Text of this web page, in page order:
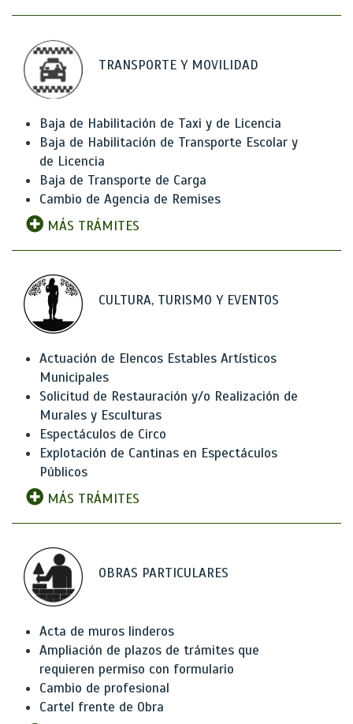
TRANSPORTE Y MOVILIDAD
Baja de Habilitación de Taxi y de Licencia
Baja de Habilitación de Transporte Escolar y
de Licencia
Baja de Transporte de Carga
Cambio de Agencia de Remises
MÁS TRÁMITES
CULTURA, TURISMO Y EVENTOS
Actuación de Elencos Estables Artísticos
Municipales
Solicitud de Restauración y/o Realización de
Murales y Esculturas
Espectáculos de Circo
Explotación de Cantinas en Espectáculos
Públicos
MÁS TRÁMITES
OBRAS PARTICULARES
Acta de muros linderos
Ampliación de plazos de trámites que
requieren permiso con formulario
Cambio de profesional
Cartel frente de Obra